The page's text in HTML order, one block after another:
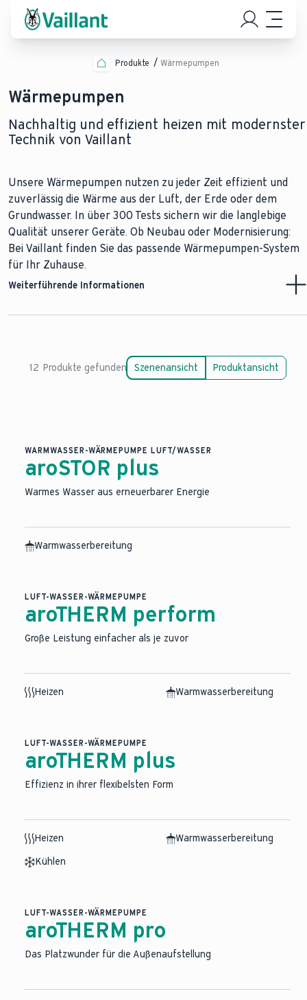
Produkte Wärmepumpen
Wärmepumpen
Nachhaltig und effizient heizen mit modernster
Technik von Vaillant
Unsere Wärmepumpen nutzen zu jeder Zeit effizient und
zuverlässig die Wärme aus der Luft, der Erde oder dem
Grundwasser. In über 300 Tests sichern wir die langlebige
Qualität unserer Geräte. Ob Neubau oder Modernisierung:
Bei Vaillant finden Sie das passende Wärmepumpen-System
für Ihr Zuhause.
Weiterführende Informationen
Kosten einer Wärmepumpe
12 Produkte gefunden Szenenansicht Produktansicht
WARMWASSER-WÄRMEPUMPE LUFT/WASSER
aroSTOR plus
Warmes Wasser aus erneuerbarer Energie
Warmwasserbereitung
LUFT-WASSER-WÄRMEPUMPE
aroTHERM perform
Große Leistung einfacher als je zuvor
Heizen Warmwasserbereitung
LUFT-WASSER-WÄRMEPUMPE
aroTHERM plus
Effizienz in ihrer flexibelsten Form
Heizen
Warmwasserbereitung
Kühlen
LUFT-WASSER-WÄRMEPUMPE
aroTHERM pro
Das Platzwunder für die Außenaufstellung